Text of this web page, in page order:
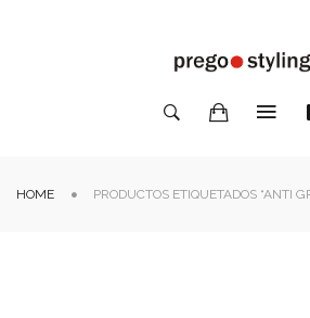
HOME PRODUCTOS ETIQUETADOS “ANTI